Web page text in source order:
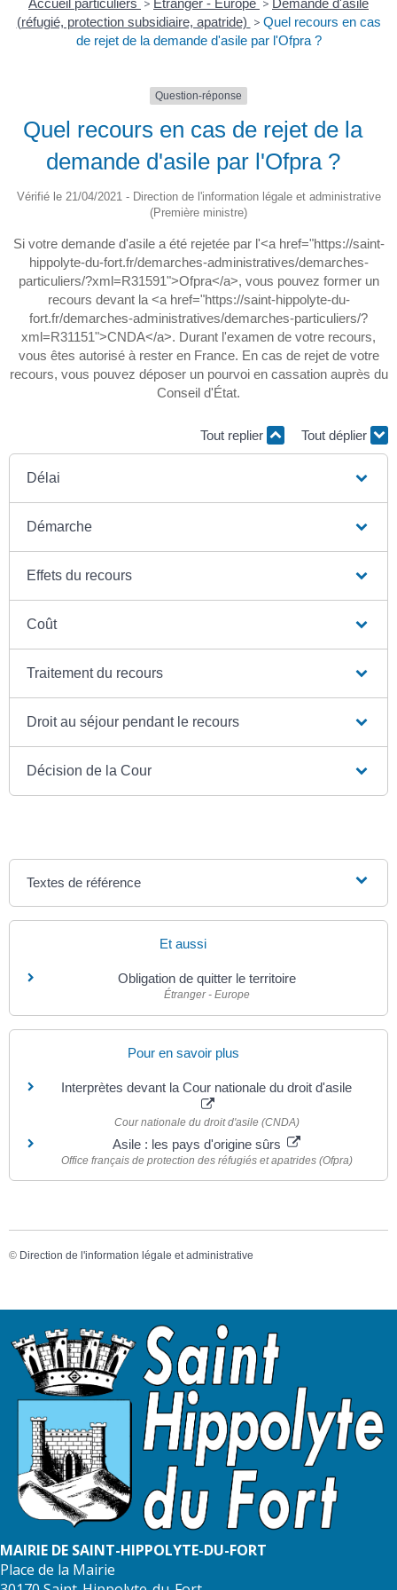
Accueil particuliers > Étranger - Europe > Demande d'asile
(réfugié, protection subsidiaire, apatride) > Quel recours en cas
de rejet de la demande d'asile par l'Ofpra ?
Question-réponse
Quel recours en cas de rejet de la
demande d'asile par l'Ofpra ?
Vérifié le 21/04/2021 - Direction de l'information légale et administrative
(Première ministre)
Si votre demande d'asile a été rejetée par l'<a href="https://saint-
hippolyte-du-fort.fr/demarches-administratives/demarches-
particuliers/?xml=R31591">Ofpra</a>, vous pouvez former un
recours devant la <a href="https://saint-hippolyte-du-
fort.fr/demarches-administratives/demarches-particuliers/?
xml=R31151">CNDA</a>. Durant l'examen de votre recours,
vous êtes autorisé à rester en France. En cas de rejet de votre
recours, vous pouvez déposer un pourvoi en cassation auprès du
Conseil d'État.
Tout replier Tout déplier
Délai
Démarche
Effets du recours
Coût
Traitement du recours
Droit au séjour pendant le recours
Décision de la Cour
Textes de référence
Et aussi
Obligation de quitter le territoire
Étranger - Europe
Pour en savoir plus
Interprètes devant la Cour nationale du droit d'asile
Cour nationale du droit d'asile (CNDA)
Asile : les pays d'origine sûrs
Office français de protection des réfugiés et apatrides (Ofpra)
© Direction de l'information légale et administrative
MAIRIE DE SAINT-HIPPOLYTE-DU-FORT
Place de la Mairie